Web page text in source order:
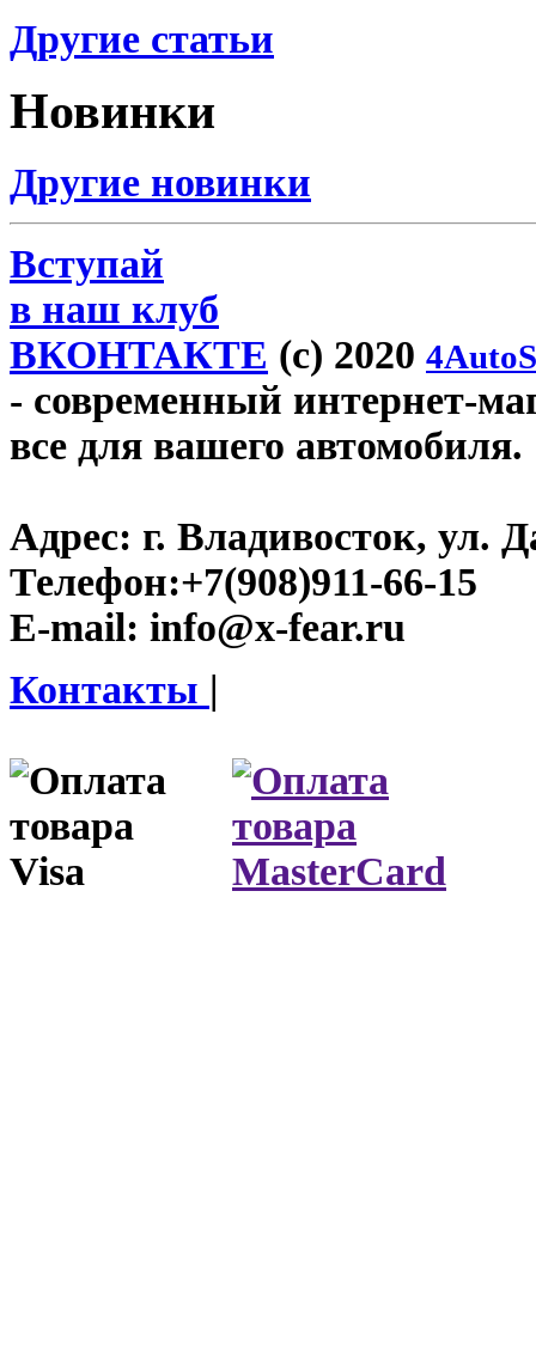
Другие статьи
Новинки
Другие новинки
Вступай
в наш клуб
ВКОНТАКТЕ (c) 2020
- современный интернет-
все для вашего автомобиля.
Адрес: г. Владивосток, ул.
Телефон:+7(908)911-66-15
E-mail: info@x-fear.ru
Контакты |